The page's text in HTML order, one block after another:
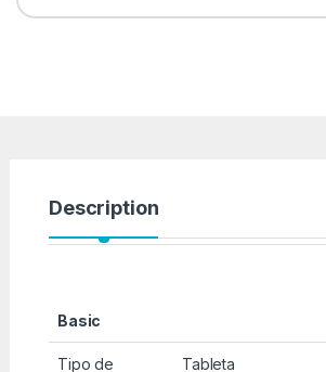
Description
Basic
Tipo de
Tableta